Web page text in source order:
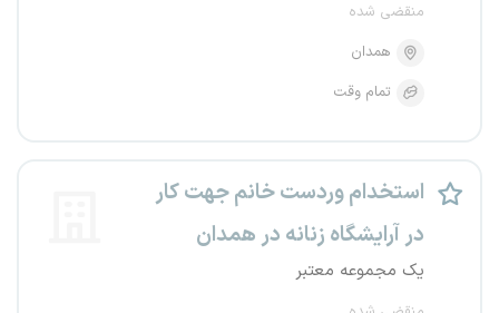
منقضی شده
همدان
تمام وقت
استخدام وردست خانم جهت کار
در آرایشگاه زنانه در همدان
یک مجموعه معتبر